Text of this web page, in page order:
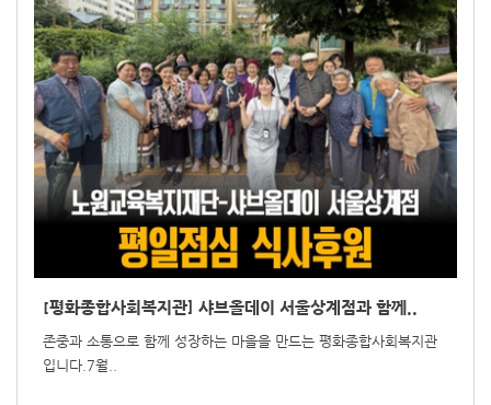
[평화종합사회복지관] 샤브올데이 서울상계점과 함께..
존중과 소통으로 함께 성장하는 마을을 만드는 평화종합사회복지관
입니다.7월..